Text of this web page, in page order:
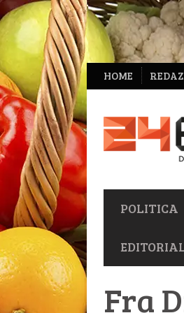
HOME
PRIMARIA
POLITICA
Fra